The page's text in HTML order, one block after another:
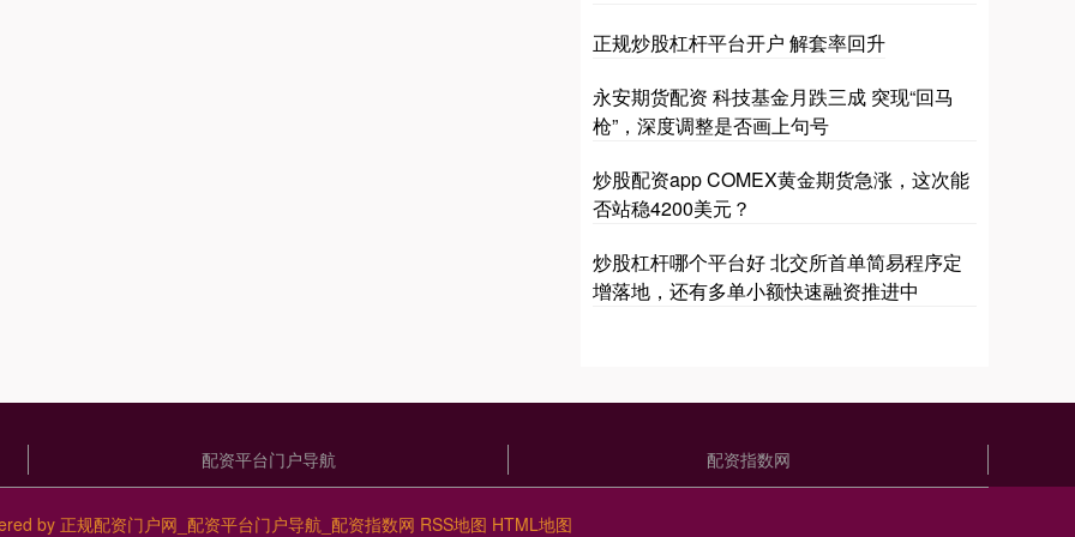
正规炒股杠杆平台开户 解套率回升
永安期货配资 科技基金月跌三成 突现“回马
枪”，深度调整是否画上句号
炒股配资app COMEX黄金期货急涨，这次能
否站稳4200美元？
炒股杠杆哪个平台好 北交所首单简易程序定
增落地，还有多单小额快速融资推进中
配资平台门户导航 配资指数网
by 正规配资门户网_配资平台门户导航_配资指数网 RSS地图 HTML地图